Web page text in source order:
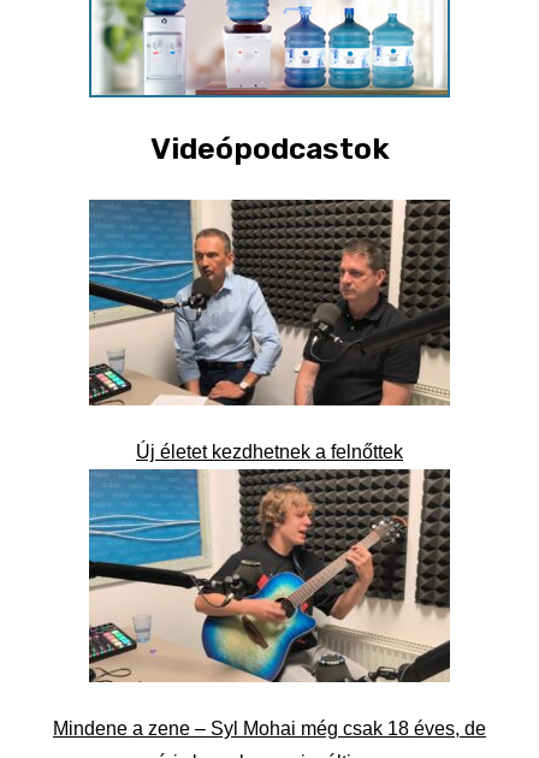
Videópodcastok
Új életet kezdhetnek a felnőttek
Mindene a zene – Syl Mohai még csak 18 éves, de